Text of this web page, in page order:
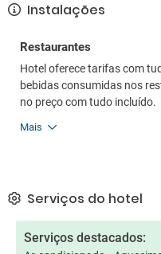
Instalações
Restaurantes
Hotel oferece tarifas com
bebidas consumidas nos
no preço com tudo incluído.
Mais
Serviços do hotel
Serviços destacados: